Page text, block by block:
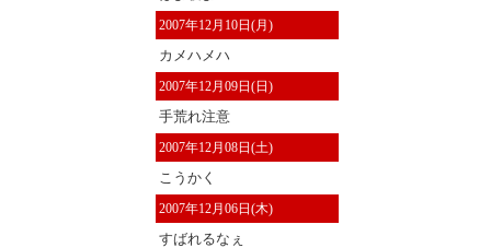
2007年12月10日(月)
カメハメハ
2007年12月09日(日)
手荒れ注意
2007年12月08日(土)
こうかく
2007年12月06日(木)
すばれるなぇ